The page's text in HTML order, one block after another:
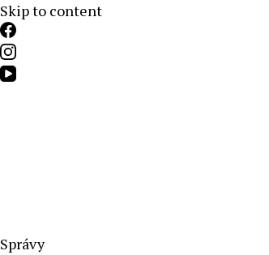
Skip to content
Aktuálne správy – severné Slovensko
Správy